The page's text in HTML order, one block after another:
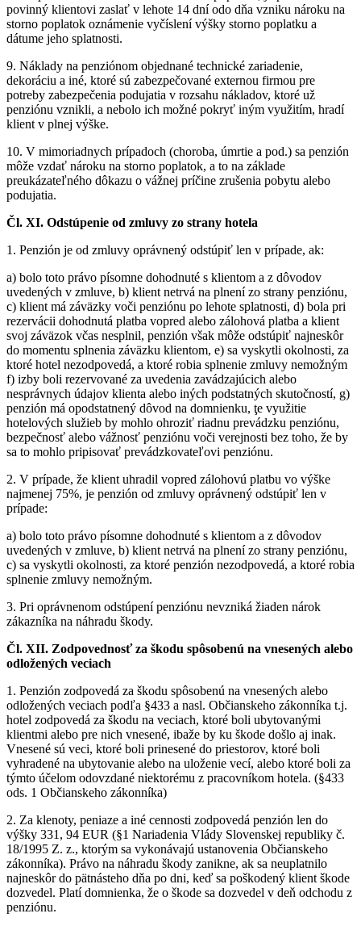
povinný klientovi zaslať v lehote 14 dní odo dňa vzniku nároku na
storno poplatok oznámenie vyčíslení výšky storno poplatku a
dátume jeho splatnosti.
9. Náklady na penziónom objednané technické zariadenie,
dekoráciu a iné, ktoré sú zabezpečované externou firmou pre
potreby zabezpečenia podujatia v rozsahu nákladov, ktoré už
penziónu vznikli, a nebolo ich možné pokryť iným využitím, hradí
klient v plnej výške.
10. V mimoriadnych prípadoch (choroba, úmrtie a pod.) sa penzión
môže vzdať nároku na storno poplatok, a to na základe
preukázateľného dôkazu o vážnej príčine zrušenia pobytu alebo
podujatia.
Čl. XI. Odstúpenie od zmluvy zo strany hotela
1. Penzión je od zmluvy oprávnený odstúpiť len v prípade, ak:
a) bolo toto právo písomne dohodnuté s klientom a z dôvodov
uvedených v zmluve, b) klient netrvá na plnení zo strany penziónu,
c) klient má záväzky voči penziónu po lehote splatnosti, d) bola pri
rezervácii dohodnutá platba vopred alebo zálohová platba a klient
svoj záväzok včas nesplnil, penzión však môže odstúpiť najneskôr
do momentu splnenia záväzku klientom, e) sa vyskytli okolnosti, za
ktoré hotel nezodpovedá, a ktoré robia splnenie zmluvy nemožným
f) izby boli rezervované za uvedenia zavádzajúcich alebo
nesprávnych údajov klienta alebo iných podstatných skutočností, g)
penzión má opodstatnený dôvod na domnienku, ţe využitie
hotelových služieb by mohlo ohroziť riadnu prevádzku penziónu,
bezpečnosť alebo vážnosť penziónu voči verejnosti bez toho, že by
sa to mohlo pripisovať prevádzkovateľovi penziónu.
2. V prípade, že klient uhradil vopred zálohovú platbu vo výške
najmenej 75%, je penzión od zmluvy oprávnený odstúpiť len v
prípade:
a) bolo toto právo písomne dohodnuté s klientom a z dôvodov
uvedených v zmluve, b) klient netrvá na plnení zo strany penziónu,
c) sa vyskytli okolnosti, za ktoré penzión nezodpovedá, a ktoré robia
splnenie zmluvy nemožným.
3. Pri oprávnenom odstúpení penziónu nevzniká žiaden nárok
zákazníka na náhradu škody.
Čl. XII. Zodpovednosť za škodu spôsobenú na vnesených alebo
odložených veciach
1. Penzión zodpovedá za škodu spôsobenú na vnesených alebo
odložených veciach podľa §433 a nasl. Občianskeho zákonníka t.j.
hotel zodpovedá za škodu na veciach, ktoré boli ubytovanými
klientmi alebo pre nich vnesené, ibaže by ku škode došlo aj inak.
Vnesené sú veci, ktoré boli prinesené do priestorov, ktoré boli
vyhradené na ubytovanie alebo na uloženie vecí, alebo ktoré boli za
týmto účelom odovzdané niektorému z pracovníkom hotela. (§433
ods. 1 Občianskeho zákonníka)
2. Za klenoty, peniaze a iné cennosti zodpovedá penzión len do
výšky 331, 94 EUR (§1 Nariadenia Vlády Slovenskej republiky č.
18/1995 Z. z., ktorým sa vykonávajú ustanovenia Občianskeho
zákonníka). Právo na náhradu škody zanikne, ak sa neuplatnilo
najneskôr do pätnásteho dňa po dni, keď sa poškodený klient škode
dozvedel. Platí domnienka, že o škode sa dozvedel v deň odchodu z
penziónu.